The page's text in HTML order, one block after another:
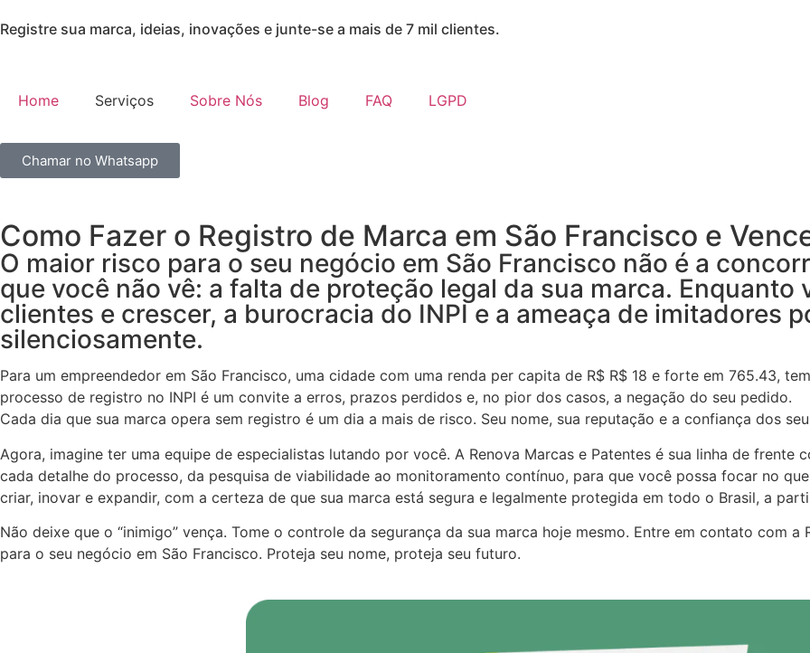
Registre sua marca, ideias, inovações e junte-se a mais de 7 mil clientes.
Home Serviços Sobre Nós Blog FAQ LGPD
Chamar no Whatsapp
Como Fazer o Registro de Marca em São Francisco e
O maior risco para o seu negócio em São Francisco não é a
que você não vê: a falta de proteção legal da sua marca.
clientes e crescer, a burocracia do INPI e a ameaça de imitadores
silenciosamente.
Para um empreendedor em São Francisco, uma cidade com uma renda per capita de R$ R$ 18 e forte em 765.43,
processo de registro no INPI é um convite a erros, prazos perdidos e, no pior dos casos, a negação do seu pedido.
Cada dia que sua marca opera sem registro é um dia a mais de risco. Seu nome, sua reputação e a confiança dos
Agora, imagine ter uma equipe de especialistas lutando por você. A Renova Marcas e Patentes é sua linha de
cada detalhe do processo, da pesquisa de viabilidade ao monitoramento contínuo, para que você possa focar no
criar, inovar e expandir, com a certeza de que sua marca está segura e legalmente protegida em todo o Brasil, a
Não deixe que o “inimigo” vença. Tome o controle da segurança da sua marca hoje mesmo. Entre em contato com
para o seu negócio em São Francisco. Proteja seu nome, proteja seu futuro.